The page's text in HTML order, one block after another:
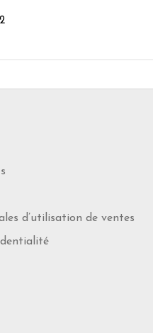
d’utilisation de ventes